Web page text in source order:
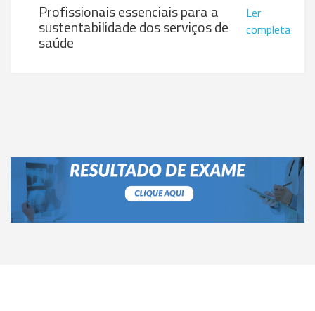
Profissionais essenciais para a
sustentabilidade dos serviços de
saúde
Ler
completa